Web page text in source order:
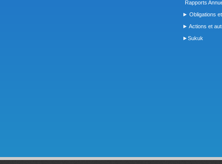
Rapports
► Obligations
► Actions et
►Sukuk